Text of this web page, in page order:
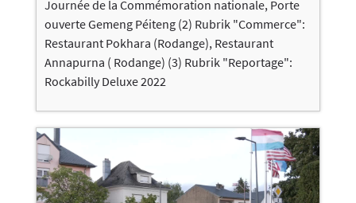
Journée de la Commémoration nationale, Porte
ouverte Gemeng Péiteng (2) Rubrik "Commerce":
Restaurant Pokhara (Rodange), Restaurant
Annapurna ( Rodange) (3) Rubrik "Reportage":
Rockabilly Deluxe 2022